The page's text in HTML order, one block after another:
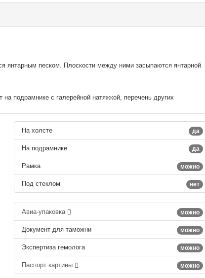
янтарным песком. Плоскости между ними засыпаются янтарной
подрамнике с галерейной натяжкой, перечень других
да
На холсте
да
На подрамнике
можно
Рамка
нет
Под стеклом
можно
Авиа-упаковка
можно
Документ для таможни
можно
Экспертиза гемолога
можно
Паспорт картины